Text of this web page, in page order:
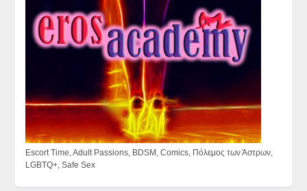
Escort Time, Adult Passions, BDSM, Comics, Πόλεμος των Άστρων,
LGBTQ+, Safe Sex